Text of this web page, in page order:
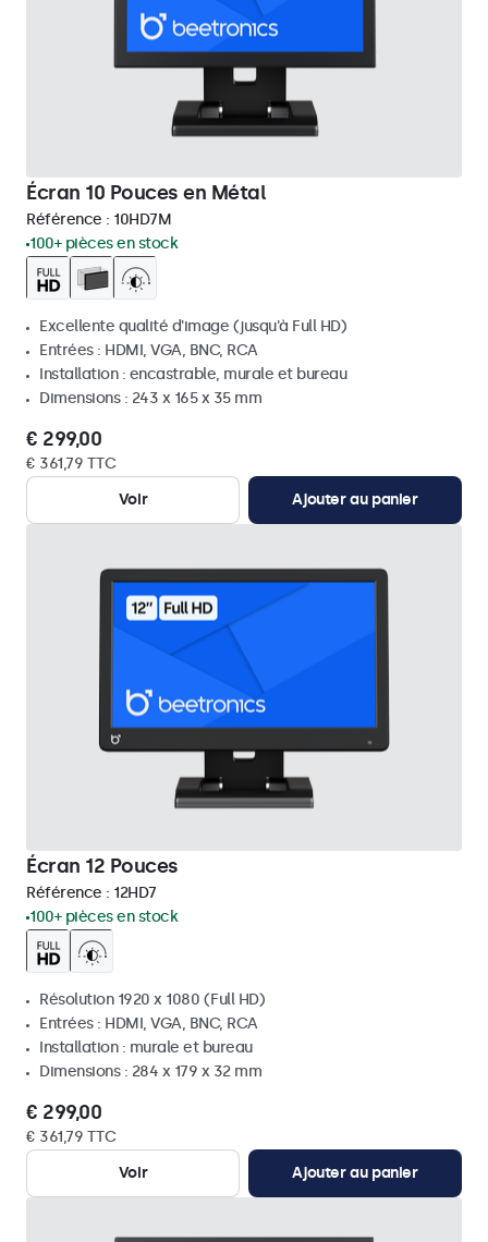
Écran 10 Pouces en Métal
Référence : 10HD7M
100+ pièces en stock
Excellente qualité d'image (jusqu'à Full HD)
Entrées : HDMI, VGA, BNC, RCA
Installation : encastrable, murale et bureau
Dimensions : 243 x 165 x 35 mm
€ 299,00
€ 361,79 TTC
Voir
Ajouter au panier
Écran 12 Pouces
Référence : 12HD7
100+ pièces en stock
Résolution 1920 x 1080 (Full HD)
Entrées : HDMI, VGA, BNC, RCA
Installation : murale et bureau
Dimensions : 284 x 179 x 32 mm
€ 299,00
€ 361,79 TTC
Voir
Ajouter au panier